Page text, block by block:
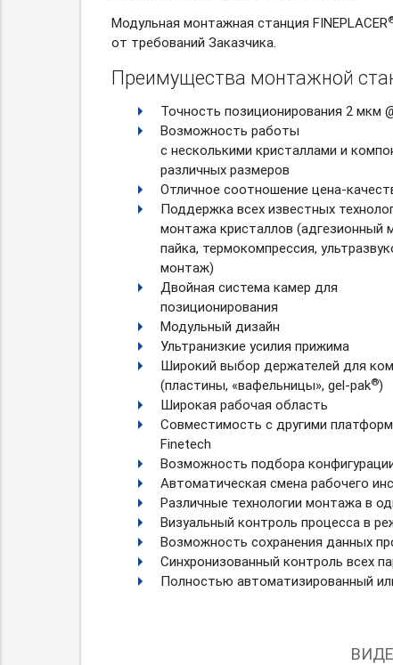
Модульная монтажная станция FINEPLACER
от требований Заказчика.
Преимущества монтажной
Точность позиционирования 2 мкм
Возможность работы
с несколькими кристаллами и
различных размеров
Отличное соотношение цена-
Поддержка всех известных
монтажа кристаллов (адгезионный
пайка, термокомпрессия,
монтаж)
Двойная система камер для
позиционирования
Модульный дизайн
Ультранизкие усилия прижима
Широкий выбор держателей для
(пластины, «вафельницы», gel-pak®)
Широкая рабочая область
Совместимость с другими
Finetech
Возможность подбора
Автоматическая смена рабочего
Различные технологии монтажа в
Визуальный контроль процесса в
Возможность сохранения данных
Синхронизованный контроль всех
Полностью автоматизированный